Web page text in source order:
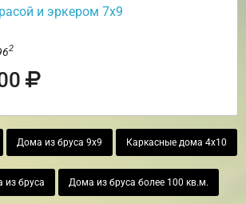
и эркером 7х9
2
Дома из бруса 9х9 Каркасные дома 4х10
из бруса Дома из бруса более 100 кв.м.